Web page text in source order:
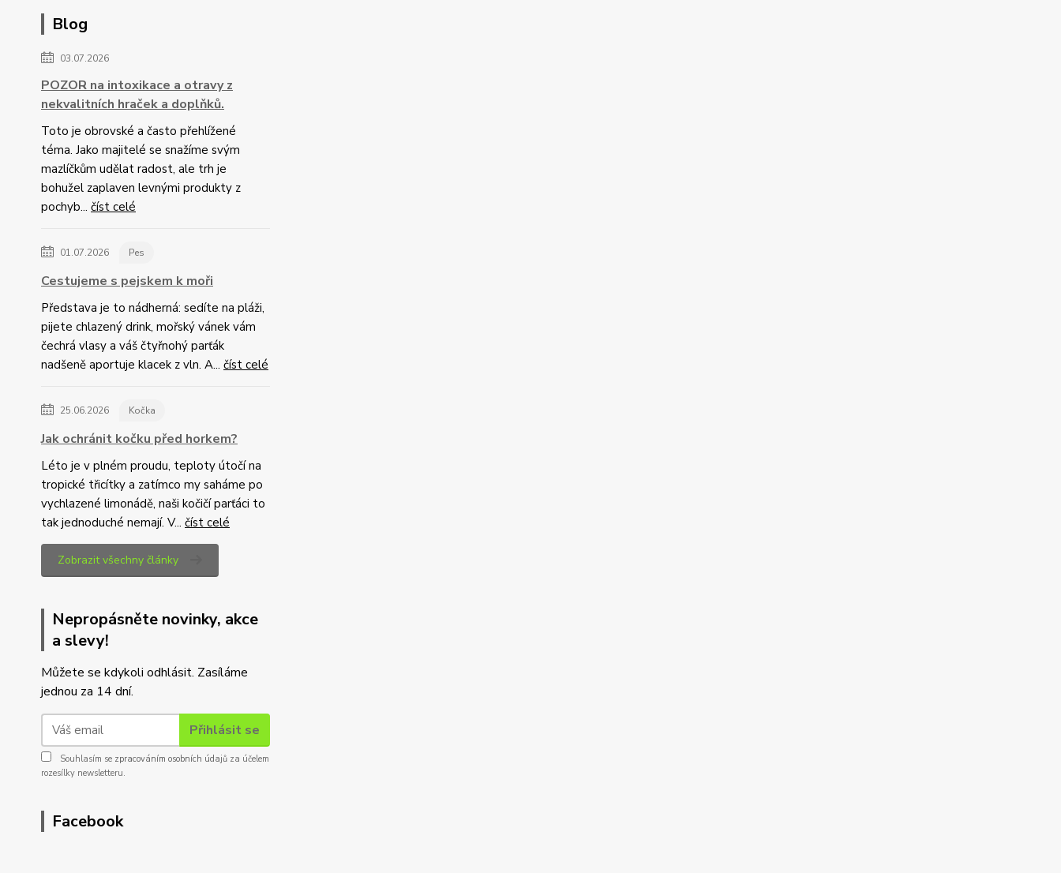
Blog
03.07.2026
POZOR na intoxikace a otravy z
nekvalitních hraček a doplňků.
Toto je obrovské a často přehlížené
téma. Jako majitelé se snažíme svým
mazlíčkům udělat radost, ale trh je
bohužel zaplaven levnými produkty z
pochyb... číst celé
01.07.2026 Pes
Cestujeme s pejskem k moři
Představa je to nádherná: sedíte na pláži,
pijete chlazený drink, mořský vánek vám
čechrá vlasy a váš čtyřnohý parťák
nadšeně aportuje klacek z vln. A... číst celé
25.06.2026 Kočka
Jak ochránit kočku před horkem?
Léto je v plném proudu, teploty útočí na
tropické třicítky a zatímco my saháme po
vychlazené limonádě, naši kočičí parťáci to
tak jednoduché nemají. V... číst celé
Zobrazit všechny články
Nepropásněte novinky, akce
a slevy!
Můžete se kdykoli odhlásit. Zasíláme
jednou za 14 dní.
Přihlásit se
Souhlasím se zpracováním osobních údajů za účelem
rozesílky newsletteru.
Facebook